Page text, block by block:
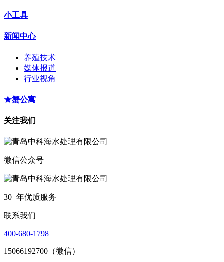
小工具
新闻中心
养殖技术
媒体报道
行业视角
★蟹公寓
关注我们
微信公众号
30+年优质服务
联系我们
400-680-1798
15066192700（微信）